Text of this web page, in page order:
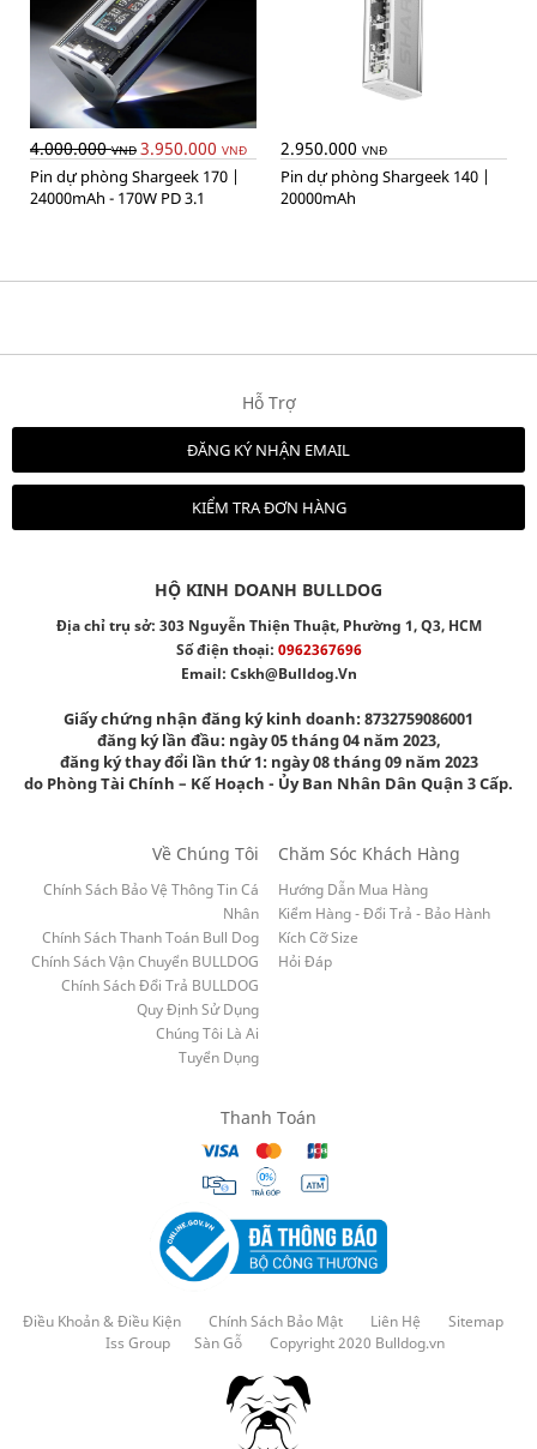
4.000.000VNĐ 3.950.000 VNĐ
Pin dự phòng Shargeek 170 |
24000mAh - 170W PD 3.1
2.950.000 VNĐ
Pin dự phòng Shargeek 140 |
20000mAh
Hỗ Trợ
ĐĂNG KÝ NHẬN EMAIL
KIỂM TRA ĐƠN HÀNG
HỘ KINH DOANH BULLDOG
Địa chỉ trụ sở: 303 Nguyễn Thiện Thuật, Phường 1, Q3, HCM
Số điện thoại: 0962367696
Email: Cskh@bulldog.vn
Giấy chứng nhận đăng ký kinh doanh: 8732759086001
đăng ký lần đầu: ngày 05 tháng 04 năm 2023,
đăng ký thay đổi lần thứ 1: ngày 08 tháng 09 năm 2023
do Phòng Tài Chính – Kế Hoạch - Ủy Ban Nhân Dân Quận 3 Cấp.
Về Chúng Tôi
Chính Sách Bảo Vệ Thông Tin Cá
Nhân
Chính Sách Thanh Toán Bull Dog
Chính Sách Vận Chuyển BULLDOG
Chính Sách Đổi Trả BULLDOG
Quy Định Sử Dụng
Chúng Tôi Là Ai
Tuyển Dụng
Chăm Sóc Khách Hàng
Hướng Dẫn Mua Hàng
Kiểm Hàng - Đổi Trả - Bảo Hành
Kích Cỡ Size
Hỏi Đáp
Thanh Toán
Điều Khoản & Điều Kiện Chính Sách Bảo Mật Liên Hệ
Sitemap
Iss Group
Sàn Gỗ Copyright 2020 Bulldog.vn